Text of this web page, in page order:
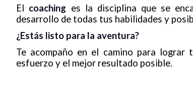
El coaching es la disciplina que se
desarrollo de todas tus habilidades y
¿Estás listo para la aventura?
Te acompaño en el camino para lograr
esfuerzo y el mejor resultado posible.